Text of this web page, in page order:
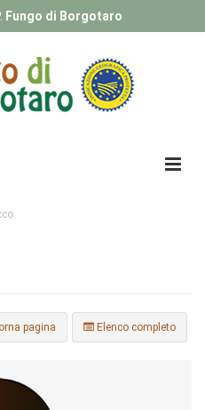
Fungo di Borgotaro
Elenco completo
pagina